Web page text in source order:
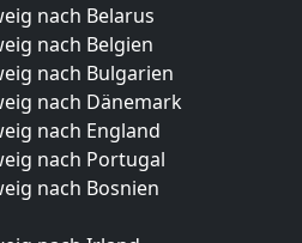
nach Belarus
nach Belgien
nach Bulgarien
nach Dänemark
nach England
nach Portugal
nach Bosnien